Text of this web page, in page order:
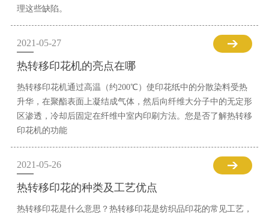
理这些缺陷。
2021-05-27
热转移印花机的亮点在哪
热转移印花机通过高温（约200℃）使印花纸中的分散染料受热
升华，在聚酯表面上凝结成气体，然后向纤维大分子中的无定形
区渗透，冷却后固定在纤维中室内印刷方法。您是否了解热转移
印花机的功能
2021-05-26
热转移印花的种类及工艺优点
热转移印花是什么意思？热转移印花是纺织品印花的常见工艺，